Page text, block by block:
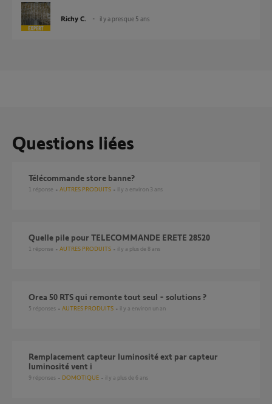
Richy C. il y a presque 5 ans
Questions liées
Télécommande store banne?
1 réponse AUTRES PRODUITS il y a environ 3 ans
quelle pile pour TELECOMMANDE ERETE 28520
1 réponse AUTRES PRODUITS il y a plus de 8 ans
Orea 50 RTS qui remonte tout seul - solutions ?
5 réponses AUTRES PRODUITS il y a environ un an
remplacement capteur luminosité ext par capteur
luminosité vent i
9 réponses DOMOTIQUE il y a plus de 6 ans